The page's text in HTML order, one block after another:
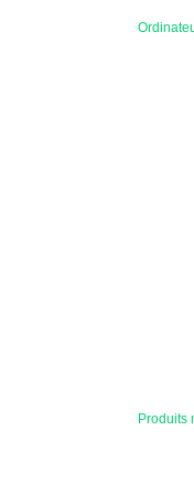
Produits